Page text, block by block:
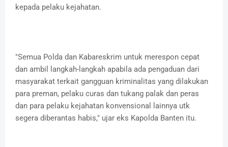
kepada pelaku kejahatan.
"Semua Polda dan Kabareskrim untuk merespon cepat
dan ambil langkah-langkah apabila ada pengaduan dari
masyarakat terkait gangguan kriminalitas yang dilakukan
para preman, pelaku curas dan tukang palak dan peras
dan para pelaku kejahatan konvensional lainnya utk
segera diberantas habis," ujar eks Kapolda Banten itu.